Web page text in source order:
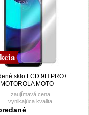
sklo LCD 9H PRO+
MOTO
E30/E40
zaujímavá cena
vynikajúca kvalita